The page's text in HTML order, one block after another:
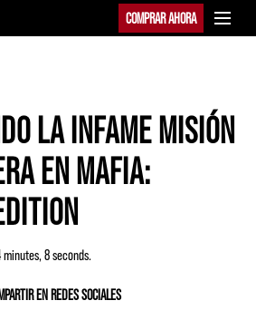
COMPRAR AHORA
LA INFAME MISIÓN
EN MAFIA:
minutes, 8 seconds
EN REDES SOCIALES